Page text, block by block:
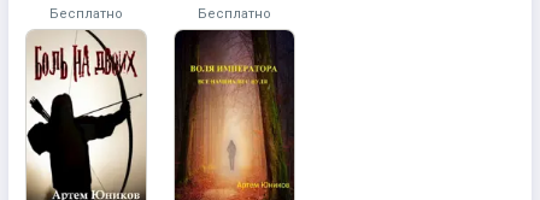
Бесплатно Бесплатно